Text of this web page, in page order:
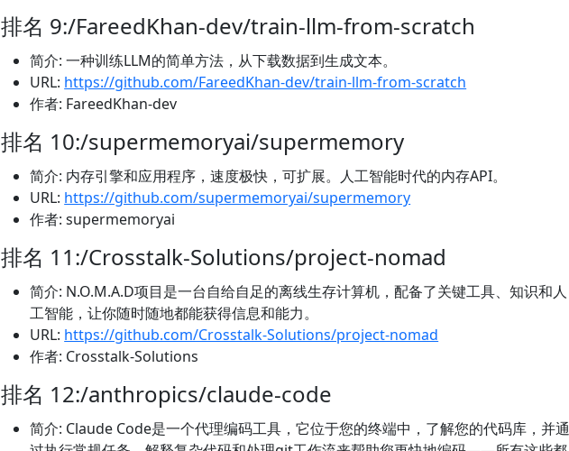
排名 9:/FareedKhan-dev/train-llm-from-scratch
简介: 一种训练LLM的简单方法，从下载数据到生成文本。
URL: https://github.com/FareedKhan-dev/train-llm-from-scratch
作者: FareedKhan-dev
排名 10:/supermemoryai/supermemory
简介: 内存引擎和应用程序，速度极快，可扩展。人工智能时代的内存API。
URL: https://github.com/supermemoryai/supermemory
作者: supermemoryai
排名 11:/Crosstalk-Solutions/project-nomad
简介: N.O.M.A.D项目是一台自给自足的离线生存计算机，配备了关键工具、知识和人
工智能，让你随时随地都能获得信息和能力。
URL: https://github.com/Crosstalk-Solutions/project-nomad
作者: Crosstalk-Solutions
排名 12:/anthropics/claude-code
简介: Claude Code是一个代理编码工具，它位于您的终端中，了解您的代码库，并通